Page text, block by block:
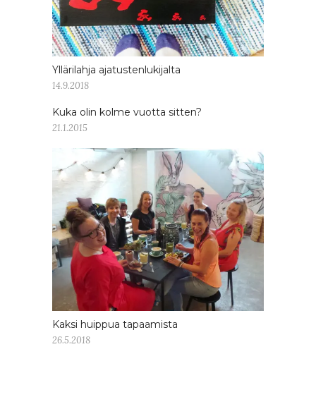
Yllärilahja ajatustenlukijalta
14.9.2018
Kuka olin kolme vuotta sitten?
21.1.2015
Kaksi huippua tapaamista
26.5.2018